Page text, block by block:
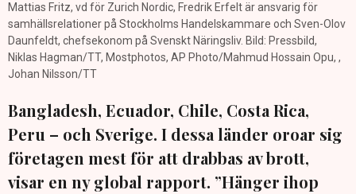
Mattias Fritz, vd för Zurich Nordic, Fredrik Erfelt är ansvarig för
samhällsrelationer på Stockholms Handelskammare och Sven-Olov
Daunfeldt, chefsekonom på Svenskt Näringsliv. Bild: Pressbild,
Niklas Hagman/TT, Mostphotos, AP Photo/Mahmud Hossain Opu, ,
Johan Nilsson/TT
Bangladesh, Ecuador, Chile, Costa Rica,
Peru – och Sverige. I dessa länder oroar sig
företagen mest för att drabbas av brott,
visar en ny global rapport. ”Hänger ihop